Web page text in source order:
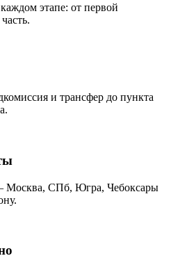
этапе: от первой
и трансфер до пункта
Москва, СПб, Югра, Чебоксары